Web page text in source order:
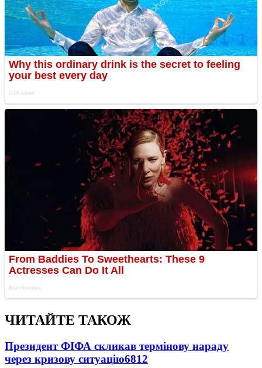
ЧИТАЙТЕ ТАКОЖ
Президент ФІФА скликав термінову нараду
через кризову ситуацію6812